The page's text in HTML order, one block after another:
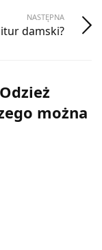
NASTĘPNA
damski?
można